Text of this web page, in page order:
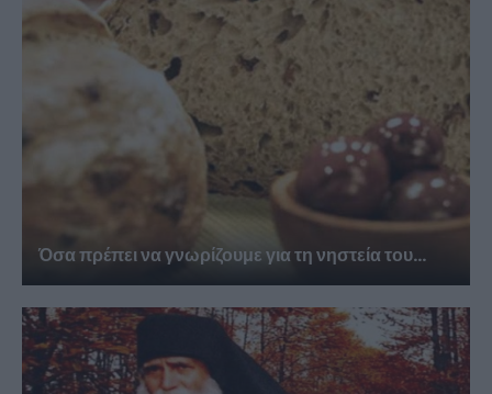
Όσα πρέπει να γνωρίζουμε για τη νηστεία του...